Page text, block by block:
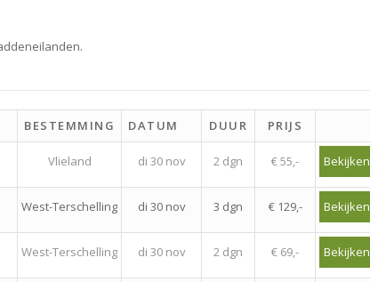
BESTEMMING DATUM DUUR
PRIJS
Vlieland di 30 nov 2 dgn € 55,- Bekijken
West-Terschelling di 30 nov 3 dgn € 129,- Bekijken
West-Terschelling di 30 nov 2 dgn € 69,- Bekijken